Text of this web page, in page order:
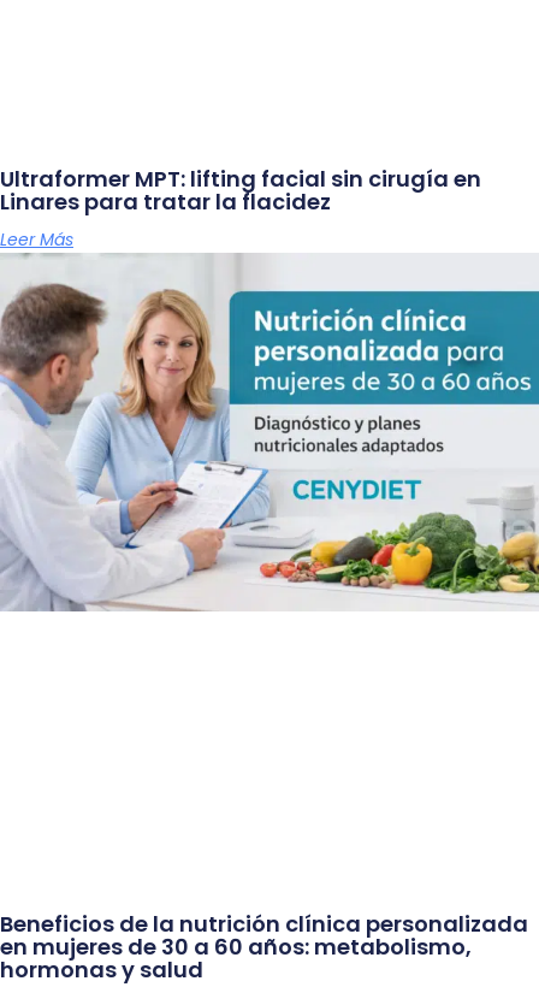
Ultraformer MPT: lifting facial sin cirugía en
Linares para tratar la flacidez
Leer Más
Beneficios de la nutrición clínica personalizada
en mujeres de 30 a 60 años: metabolismo,
hormonas y salud